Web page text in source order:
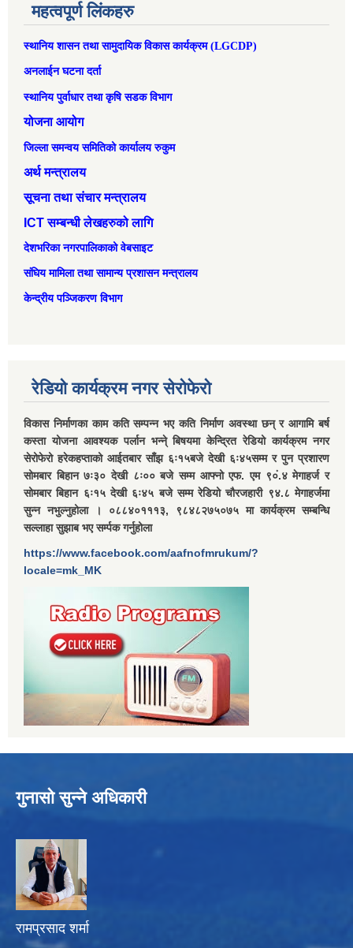
महत्वपूर्ण लिंकहरु
स्थानिय शासन तथा सामुदायिक विकास कार्यक्रम (LGCDP)
अनलाईन घटना दर्ता
स्थानिय पुर्वाधार तथा कृषि सडक विभाग
योजना आयोग
जिल्ला समन्वय समितिको कार्यालय रुकुम
अर्थ मन्त्रालय
सूचना तथा संचार मन्त्रालय
ICT सम्बन्धी लेखहरुको लागि
देशभरिका नगरपालिकाको वेबसाइट
संघिय मामिला तथा सामान्‍य प्रशासन मन्त्रालय
केन्द्रीय पञ्जिकरण विभाग
रेडियो कार्यक्रम नगर सेरोफेरो
विकास निर्माणका काम कति सम्पन्न भए कति निर्माण अवस्था छन् र आगामि बर्ष
कस्ता योजना आवश्यक पर्लान भन्ने् बिषयमा केन्द्रित रेडियो कार्यक्रम नगर
सेरोफेरो हरेकहप्ताको आईतबार साँझ ६ः१५बजे देखी ६ः४५सम्म र पुन प्रशारण
सोमबार बिहान ७ः३० देखी ८ः०० बजे सम्म आफ्नो एफ. एम ९०ं.४ मेगाहर्ज र
सोमबार बिहान ६ः१५ देखी ६ः४५ बजे सम्म रेडियो चौरजहारी ९४.८ मेगाहर्जमा
सुन्न नभुल्नुहोला । ०८८४०१११३, ९८४८२७५०७५ मा कार्यक्रम सम्बन्धि
सल्लाहा सुझाब भए सर्म्पक गर्नुहोला
https://www.facebook.com/aafnofmrukum/?
locale=mk_MK
गुनासो सुन्ने अधिकारी
रामप्रसाद शर्मा